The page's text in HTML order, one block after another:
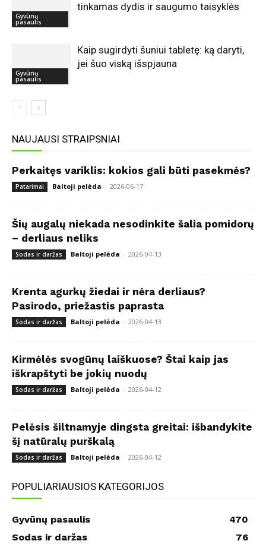
Gyvūnų
pasaulis
tinkamas dydis ir saugumo taisyklės
Gyvūnų
pasaulis
Kaip sugirdyti šuniui tabletę: ką daryti,
jei šuo viską išspjauna
NAUJAUSI STRAIPSNIAI
Perkaitęs variklis: kokios gali būti pasekmės?
Patarimai Baltoji pelėda - 2026-06-17
Šių augalų niekada nesodinkite šalia pomidorų
– derliaus neliks
Sodas ir daržas Baltoji pelėda - 2026-04-13
Krenta agurkų žiedai ir nėra derliaus?
Pasirodo, priežastis paprasta
Sodas ir daržas Baltoji pelėda - 2026-04-13
Kirmėlės svogūnų laiškuose? Štai kaip jas
iškrapštyti be jokių nuodų
Sodas ir daržas Baltoji pelėda - 2026-04-12
Pelėsis šiltnamyje dingsta greitai: išbandykite
šį natūralų purškalą
Sodas ir daržas Baltoji pelėda - 2026-04-12
POPULIARIAUSIOS KATEGORIJOS
Gyvūnų pasaulis
470
Sodas ir daržas
76